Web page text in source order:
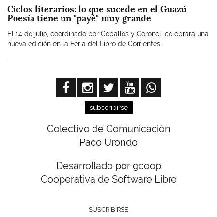
Ciclos literarios: lo que sucede en el Guazú
Poesía tiene un "payé" muy grande
El 14 de julio, coordinado por Ceballos y Coronel, celebrará una
nueva edición en la Feria del Libro de Corrientes.
subscribirse
Colectivo de Comunicación
Paco Urondo
Desarrollado por gcoop
Cooperativa de Software Libre
SUSCRIBIRSE